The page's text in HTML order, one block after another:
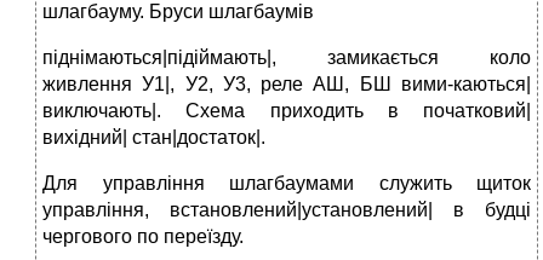
шлагбауму. Бруси шлагбаумів
піднімаються|підіймають|, замикається коло
живлення У1|, У2, У3, реле АШ, БШ вими-каються|
виключають|. Схема приходить в початковий|
вихідний| стан|достаток|.
Для управління шлагбаумами служить щиток
управління, встановлений|установлений| в будці
чергового по переїзду.